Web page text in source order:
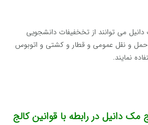
می توانند از تخخفیفات دانشجویی
۵۰% در حمل و نقل عمومی و قطار و کشتی و اتوبوس
نمایند.
دانیل در رابطه با قوانین کالج